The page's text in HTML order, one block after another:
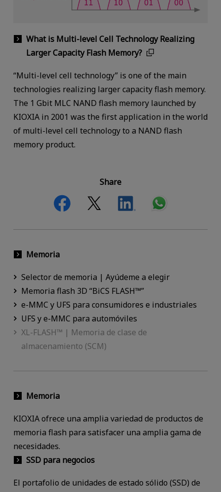
What is Multi-level Cell Technology Realizing
Larger Capacity Flash Memory?
“Multi-level cell technology” is one of the main
technologies realizing larger capacity flash memory.
The 1 Gbit MLC NAND flash memory launched by
KIOXIA in 2001 was the first application in the world
of multi-level cell technology to a NAND flash
memory product.
Share
Memoria
Selector de memoria | Ayúdeme a elegir
Memoria flash 3D “BiCS FLASH™”
e-MMC y UFS para consumidores e industriales
UFS y e-MMC para automóviles
XL-FLASH™ | Memoria de clase de
almacenamiento (SCM)
Memoria
KIOXIA ofrece una amplia variedad de productos de
memoria flash para satisfacer una amplia gama de
necesidades.
SSD para negocios
El portafolio de unidades de estado sólido (SSD) de